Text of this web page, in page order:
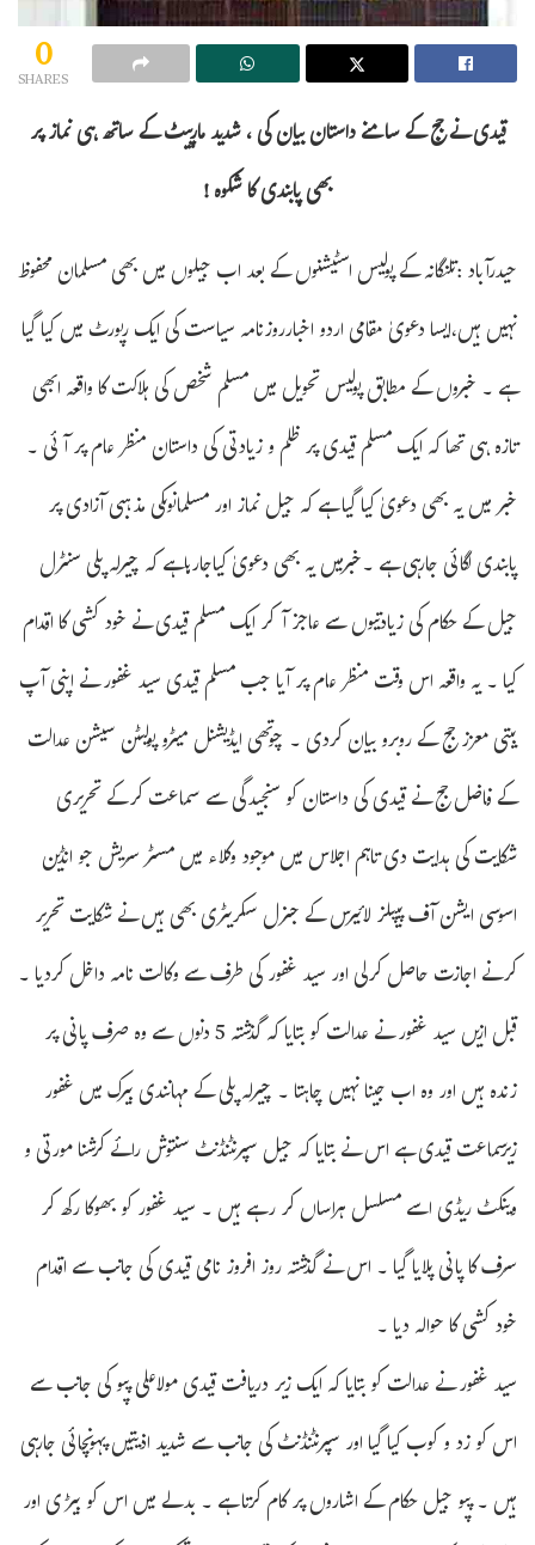
0
SHARES
قیدی نے جج کے سامنے داستان بیان کی ، شدید مارپیٹ کے ساتھ ہی نماز پر
بھی پابندی کا شکوہ !
حیدرآباد :تلنگانہ کے پولیس اسٹیشنوں کے بعد اب جیلوں میں بھی مسلمان محفوظ
نہیں ہیں،ایسا دعویٰ مقامی اردو اخبارروزنامہ سیاست کی ایک رپورٹ میں کیا گیا
ہے ۔ خبروں کے مطابق پولیس تحویل میں مسلم شخص کی ہلاکت کا واقعہ ابھی
تازہ ہی تھا کہ ایک مسلم قیدی پر ظلم و زیادتی کی داستان منظر عام پر آئی ۔
خبر میں یہ بھی دعویٰ کیا گیا ہے کہ جیل نماز اور مسلمانوںکی مذہبی آزادی پر
پابندی لگائی جارہی ہے ۔خبرمیں یہ بھی دعویٰ کیاجارہاہے کہ چیرلہ پلی سنٹرل
جیل کے حکام کی زیادتیوں سے عاجز آکر ایک مسلم قیدی نے خود کشی کا اقدام
کیا ۔ یہ واقعہ اس وقت منظر عام پر آیا جب مسلم قیدی سید غفور نے اپنی آپ
بیتی معزز جج کے روبرو بیان کردی ۔ چوتھی ایڈیشنل میٹرو پولیٹن سیشن عدالت
کے فاضل جج نے قیدی کی داستان کو سنجیدگی سے سماعت کرکے تحریری
شکایت کی ہدایت دی تاہم اجلاس میں موجود وکلاء میں مسٹر سریش جو انڈین
اسوسی ایشن آف پیپلز لائیرس کے جنرل سکریٹری بھی ہیں نے شکایت تحریر
کرنے اجازت حاصل کرلی اور سید غفور کی طرف سے وکالت نامہ داخل کردیا ۔
قبل ازیں سید غفور نے عدالت کو بتایا کہ گذشتہ 5 دنوں سے وہ صرف پانی پر
زندہ ہیں اور وہ اب جینا نہیں چاہتا ۔ چیرلہ پلی کے مہانندی بیرک میں غفور
زیرسماعت قیدی ہے اس نے بتایا کہ جیل سپرنٹنڈنٹ سنتوش رائے کرشنا مورتی و
وینکٹ ریڈی اسے مسلسل ہراساں کر رہے ہیں ۔ سید غفور کو بھوکا رکھ کر
سرف کا پانی پلایا گیا ۔ اس نے گذشتہ روز افروز نامی قیدی کی جانب سے اقدام
خود کشی کا حوالہ دیا ۔
سید غفور نے عدالت کو بتایا کہ ایک زیر دریافت قیدی مولاعلی پپو کی جانب سے
اس کو زد و کوب کیا گیا اور سپرنٹنڈنٹ کی جانب سے شدید اذیتیں پہونچائی جارہی
ہیں ۔ پپو جیل حکام کے اشاروں پر کام کرتا ہے ۔ بدلے میں اس کو بیڑی اور